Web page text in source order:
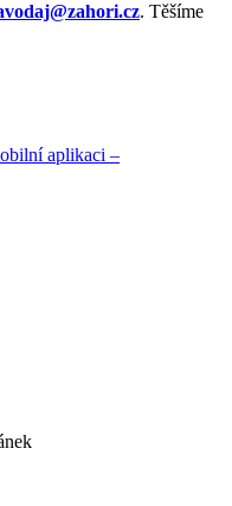
. Těšíme
aplikaci –